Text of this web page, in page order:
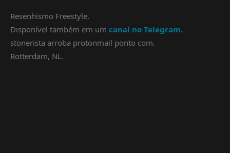
Resenhismo Freestyle.
Disponível também em um canal no Telegram.
stonerista arroba protonmail ponto com.
Rotterdam, NL.